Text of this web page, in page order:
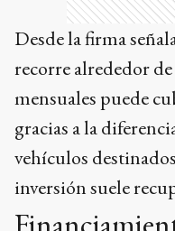
Desde la firma
recorre alrededor
mensuales puede
gracias a la
vehículos
inversión suele